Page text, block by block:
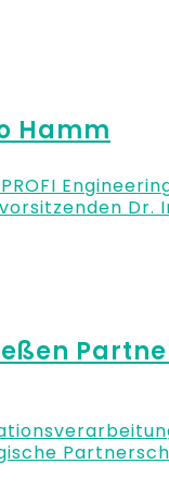
Hamm
Dr.